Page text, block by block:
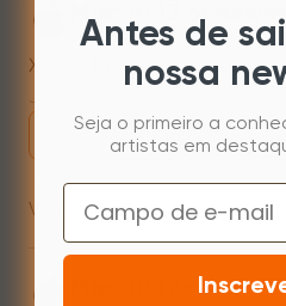
Mac 10.13 or newer
XPPenMac_4.0.18_260723
Baixe
Versão anterior
Mac 10.12~14.2
Antes de
nossa
Seja o primeiro a
artistas em
Email